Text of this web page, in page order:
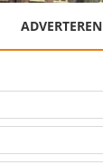
ADVERTEREN